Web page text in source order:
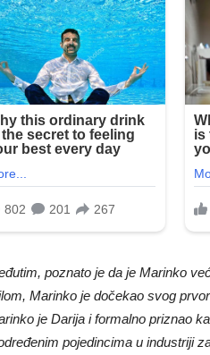
poznato je da je Marinko
Marinko je dočekao svog
je Darija i formalno priznao
pojedincima u industriji